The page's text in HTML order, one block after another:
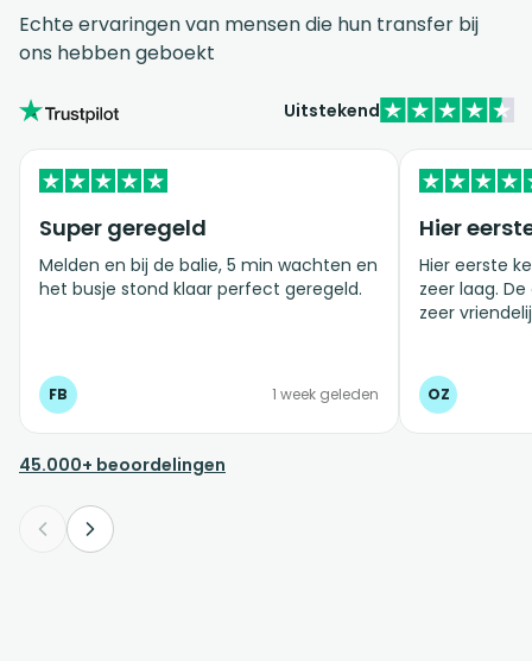
Echte ervaringen van mensen die hun transfer bij
ons hebben geboekt
Uitstekend
Super geregeld
Melden en bij de balie, 5 min wachten en
het busje stond klaar perfect geregeld.
FB 1 week geleden
Hier
Hier eerste
zeer laag.
zeer
OZ
45.000+ beoordelingen